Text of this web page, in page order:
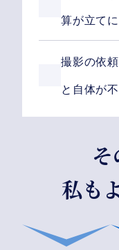
算が立て
撮影の依
と自体が
そ
私も